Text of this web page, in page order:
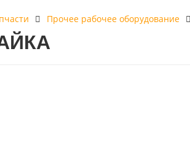
Прочее рабочее оборудование